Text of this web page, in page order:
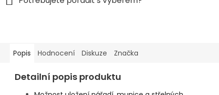
Popis Hodnocení Diskuze Značka
Detailní popis produktu